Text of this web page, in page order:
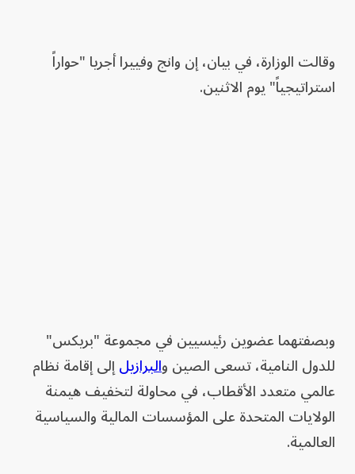
وقالت الوزارة، في بيان، إن وانج وفييرا أجريا "حواراً
استراتيجياً" يوم الاثنين.
وبصفتهما عضوين رئيسيين في مجموعة "بريكس"
للدول النامية، تسعى الصين والبرازيلإلى إقامة نظام
عالمي متعدد الأقطاب، في محاولة لتخفيف هيمنة
الولايات المتحدة على المؤسسات المالية والسياسية
العالمية.